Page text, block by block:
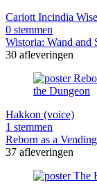
Cariott Incindia
0 stemmen
Wistoria: Wand and
30 afleveringen
Hakkon (voice)
1 stemmen
Reborn as a
37 afleveringen